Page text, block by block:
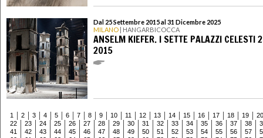
Dal 25 Settembre 2015 al 31 Dicembre 2025
MILANO | HANGARBICOCCA
ANSELM KIEFER. I SETTE PALAZZI CELESTI
2015
1 2 3 4 5 6 7 8 9 10 11 12 13 14 15 16 17 18 19
20
22
23 24 25 26 27 28 29 30 31 32 33 34 35 36 37 38
41
42 43 44 45 46 47 48 49 50 51 52 53 54 55 56 57